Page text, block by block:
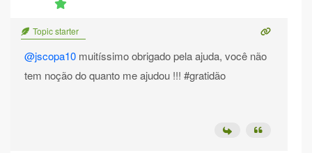
Topic starter
@jscopa10 muitíssimo obrigado pela ajuda, você não
tem noção do quanto me ajudou !!! #gratidão